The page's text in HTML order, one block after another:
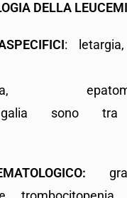
DELLA
:
sono